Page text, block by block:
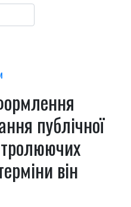
публічної
він